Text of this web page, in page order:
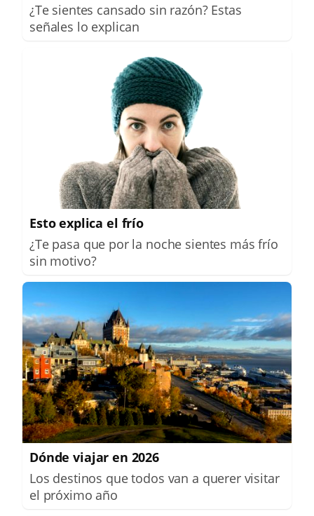
¿Te sientes cansado sin razón? Estas
señales lo explican
Esto explica el frío
¿Te pasa que por la noche sientes más frío
sin motivo?
Dónde viajar en 2026
Los destinos que todos van a querer visitar
el próximo año